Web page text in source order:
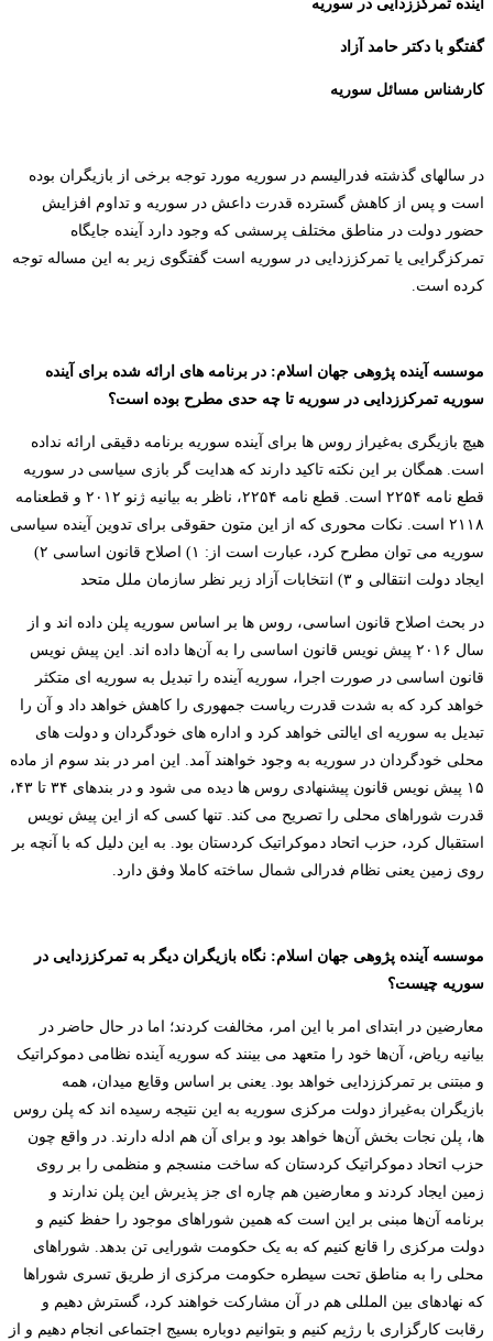
آینده تمرکززدایی در سوریه
گفتگو با دکتر حامد آزاد
کارشناس مسائل سوریه
در سالهای گذشته فدرالیسم در سوریه مورد توجه برخی از بازیگران بوده
است و پس از کاهش گسترده قدرت داعش در سوریه و تداوم افزایش
حضور دولت در مناطق مختلف پرسشی که وجود دارد آینده جایگاه
تمرکزگرایی یا تمرکززدایی در سوریه است گفتگوی زیر به این مساله توجه
کرده است.
موسسه آینده پژوهی جهان اسلام: در برنامه های ارائه شده برای آینده
سوریه تمرکززدایی در سوریه تا چه حدی مطرح بوده است؟
هیچ بازیگری به‌غیراز روس ها برای آینده سوریه برنامه دقیقی ارائه نداده
است. همگان بر این نکته تاکید دارند که هدایت گر بازی سیاسی در سوریه
قطع نامه ۲۲۵۴ است. قطع نامه ۲۲۵۴، ناظر به بیانیه ژنو ۲۰۱۲ و قطعنامه
۲۱۱۸ است. نکات محوری که از این متون حقوقی برای تدوین آینده سیاسی
سوریه می توان مطرح کرد، عبارت است از: ۱) اصلاح قانون اساسی ۲)
ایجاد دولت انتقالی و ۳) انتخابات آزاد زیر نظر سازمان ملل متحد
در بحث اصلاح قانون اساسی، روس ها بر اساس سوریه پلن داده اند و از
سال ۲۰۱۶ پیش نویس قانون اساسی را به آن‌ها داده اند. این پیش نویس
قانون اساسی در صورت اجرا، سوریه آینده را تبدیل به سوریه ای متکثر
خواهد کرد که به شدت قدرت ریاست جمهوری را کاهش خواهد داد و آن را
تبدیل به سوریه ای ایالتی خواهد کرد و اداره های خودگردان و دولت های
محلی خودگردان در سوریه به وجود خواهند آمد. این امر در بند سوم از ماده
۱۵ پیش نویس قانون پیشنهادی روس ها دیده می شود و در بندهای ۳۴ تا ۴۳،
قدرت شوراهای محلی را تصریح می کند. تنها کسی که از این پیش نویس
استقبال کرد، حزب اتحاد دموکراتیک کردستان بود. به این دلیل که با آنچه بر
روی زمین یعنی نظام فدرالی شمال ساخته کاملا وفق دارد.
موسسه آینده پژوهی جهان اسلام: نگاه بازیگران دیگر به تمرکززدایی در
سوریه چیست؟
معارضین در ابتدای امر با این امر، مخالفت کردند؛ اما در حال حاضر در
بیانیه ریاض، آن‌ها خود را متعهد می بینند که سوریه آینده نظامی دموکراتیک
و مبتنی بر تمرکززدایی خواهد بود. یعنی بر اساس وقایع میدان، همه
بازیگران به‌غیراز دولت مرکزی سوریه به این نتیجه رسیده اند که پلن روس
ها، پلن نجات بخش آن‌ها خواهد بود و برای آن هم ادله دارند. در واقع چون
حزب اتحاد دموکراتیک کردستان که ساخت منسجم و منظمی را بر روی
زمین ایجاد کردند و معارضین هم چاره ای جز پذیرش این پلن ندارند و
برنامه آن‌ها مبنی بر این است که همین شوراهای موجود را حفظ کنیم و
دولت مرکزی را قانع کنیم که به یک حکومت شورایی تن بدهد. شوراهای
محلی را به مناطق تحت سیطره حکومت مرکزی از طریق تسری شوراها
که نهادهای بین المللی هم در آن مشارکت خواهند کرد، گسترش دهیم و
رقابت کارگزاری با رژیم کنیم و بتوانیم دوباره بسیج اجتماعی انجام دهیم و از